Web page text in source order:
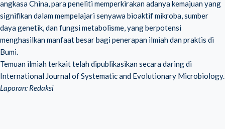
angkasa China, para peneliti memperkirakan adanya kemajuan yang
signifikan dalam mempelajari senyawa bioaktif mikroba, sumber
daya genetik, dan fungsi metabolisme, yang berpotensi
menghasilkan manfaat besar bagi penerapan ilmiah dan praktis di
Bumi.
Temuan ilmiah terkait telah dipublikasikan secara daring di
International Journal of Systematic and Evolutionary Microbiology.
Laporan: Redaksi